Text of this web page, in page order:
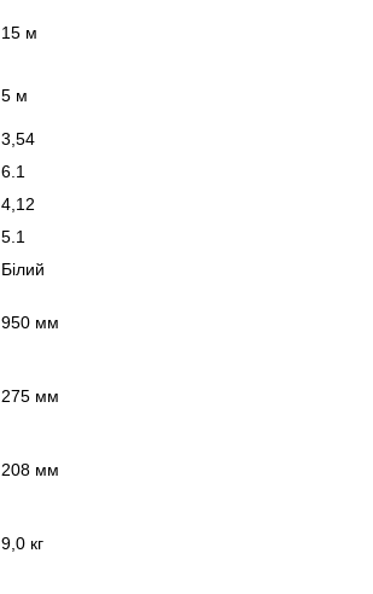
15 м
5 м
3,54
6.1
4,12
5.1
Білий
950 мм
275 мм
208 мм
9,0 кг